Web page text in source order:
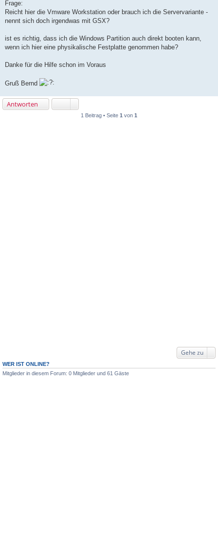
Frage:
Reicht hier die Vmware Workstation oder brauch ich die Servervariante -
nennt sich doch irgendwas mit GSX?
ist es richtig, dass ich die Windows Partition auch direkt booten kann,
wenn ich hier eine physikalische Festplatte genommen habe?
Danke für die Hilfe schon im Voraus
Gruß Bernd
Antworten
1 Beitrag • Seite 1 von 1
Gehe zu
WER IST ONLINE?
Mitglieder in diesem Forum: 0 Mitglieder und 61 Gäste